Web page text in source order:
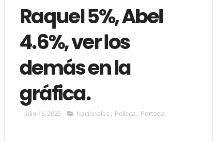
Raquel 5%, Abel
4.6%, ver los
demás en la
gráfica.
julio 16, 2025 Nacionales., Política., Portada.